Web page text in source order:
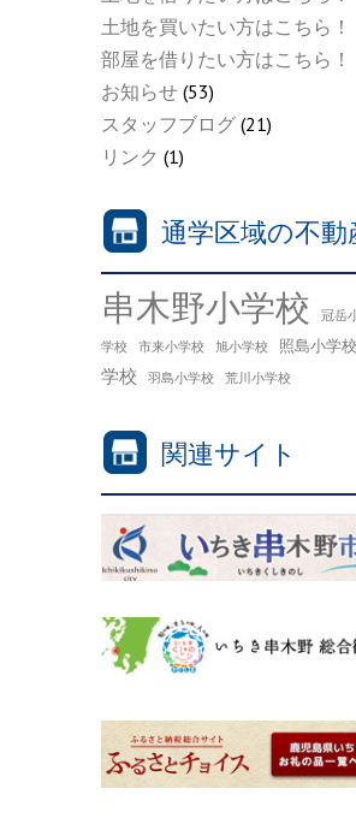
土地を買いたい方はこちら！
部屋を借りたい方はこちら！
お知らせ (53)
スタッフブログ (21)
リンク (1)
通学区域の不動
串木野小学校 冠岳
学校
市来小学校 旭小学校 照島小学校
学校
羽島小学校 荒川小学校
関連サイト